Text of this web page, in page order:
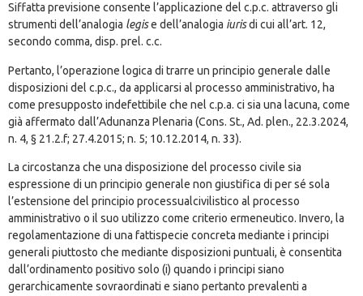
Siffatta previsione consente l’applicazione del c.p.c. attraverso gli
strumenti dell’analogia legise dell’analogia iurisdi cui all’art. 12,
secondo comma, disp. prel. c.c.
Pertanto, l’operazione logica di trarre un principio generale dalle
disposizioni del c.p.c., da applicarsi al processo amministrativo, ha
come presupposto indefettibile che nel c.p.a. ci sia una lacuna, come
già affermato dall’Adunanza Plenaria (Cons. St., Ad. plen., 22.3.2024,
n. 4, § 21.2.f; 27.4.2015; n. 5; 10.12.2014, n. 33).
La circostanza che una disposizione del processo civile sia
espressione di un principio generale non giustifica di per sé sola
l’estensione del principio processualcivilistico al processo
amministrativo o il suo utilizzo come criterio ermeneutico. Invero, la
regolamentazione di una fattispecie concreta mediante i principi
generali piuttosto che mediante disposizioni puntuali, è consentita
dall’ordinamento positivo solo (i) quando i principi siano
gerarchicamente sovraordinati e siano pertanto prevalenti a